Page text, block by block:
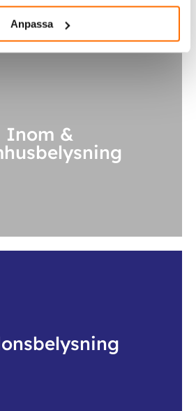
Anpassa
Inom &